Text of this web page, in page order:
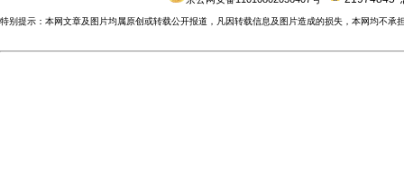
特别提示：本网文章及图片均属原创或转载公开报道，凡因转载信息及图片造成的损失，本网均不